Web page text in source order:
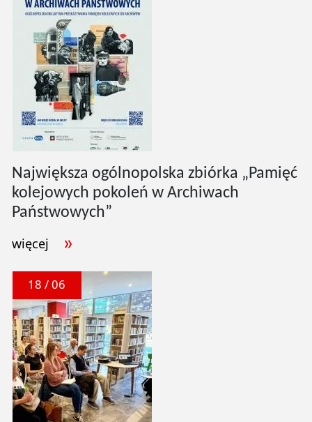
Największa ogólnopolska zbiórka „Pamięć
kolejowych pokoleń w Archiwach
Państwowych”
więcej
18 / 06